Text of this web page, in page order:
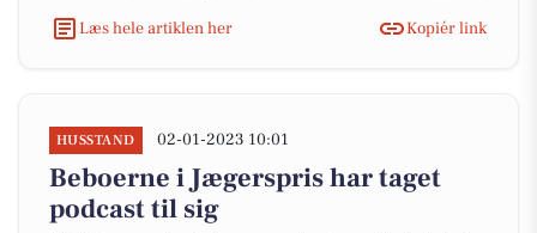
Læs hele artiklen her
Kopiér link
HUSSTAND 02-01-2023 10:01
Beboerne i Jægerspris har taget
podcast til sig